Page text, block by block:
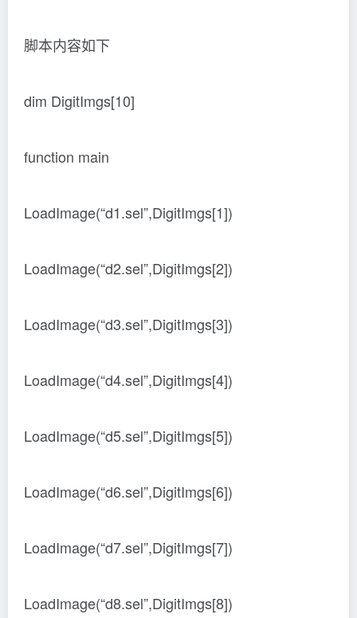
脚本内容如下
dim DigitImgs[10]
function main
LoadImage(“d1.sel”,DigitImgs[1])
LoadImage(“d2.sel”,DigitImgs[2])
LoadImage(“d3.sel”,DigitImgs[3])
LoadImage(“d4.sel”,DigitImgs[4])
LoadImage(“d5.sel”,DigitImgs[5])
LoadImage(“d6.sel”,DigitImgs[6])
LoadImage(“d7.sel”,DigitImgs[7])
LoadImage(“d8.sel”,DigitImgs[8])